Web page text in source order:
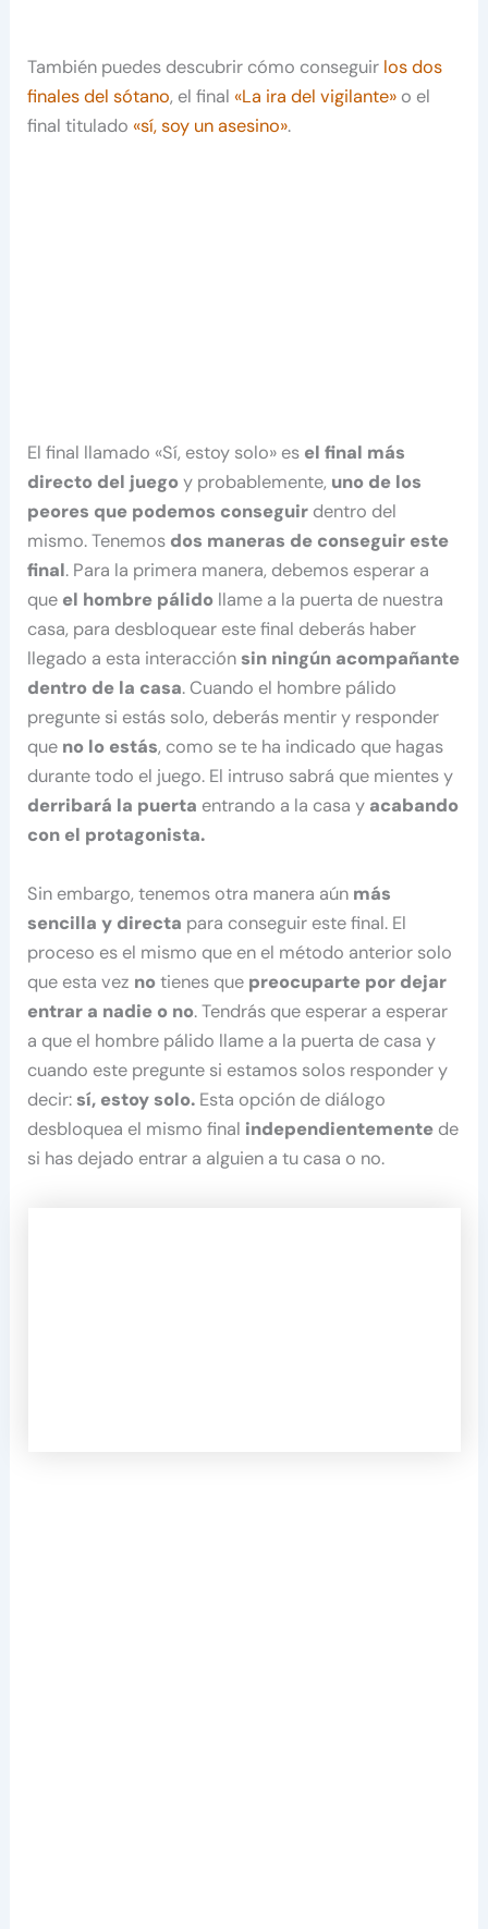
También puedes descubrir cómo conseguir los dos
finales del sótano, el final«La ira del vigilante» o el
final titulado«sí, soy un asesino».
El final llamado «Sí, estoy solo» es el final más
directo del juegoy probablemente, uno de los
peores que podemos conseguir dentro del
mismo. Tenemos dos maneras de conseguir este
final. Para la primera manera, debemos esperar a
que el hombre pálido llame a la puerta de nuestra
casa, para desbloquear este final deberás haber
llegado a esta interacciónsin ningún acompañante
dentro de la casa. Cuando el hombre pálido
pregunte si estás solo, deberás mentir y responder
que no lo estás, como se te ha indicado que hagas
durante todo el juego. El intruso sabrá que mientes y
derribará la puerta entrando a la casa y acabando
con el protagonista.
Sin embargo, tenemos otra manera aún más
sencilla y directa para conseguir este final. El
proceso es el mismo que en el método anterior solo
que esta vez notienes que preocuparte por dejar
entrar a nadie o no. Tendrás que esperar a esperar
a que el hombre pálido llame a la puerta de casa y
cuando este pregunte si estamos solos responder y
decir:sí, estoy solo. Esta opción de diálogo
desbloquea el mismo final independientemente de
si has dejado entrar a alguien a tu casa o no.